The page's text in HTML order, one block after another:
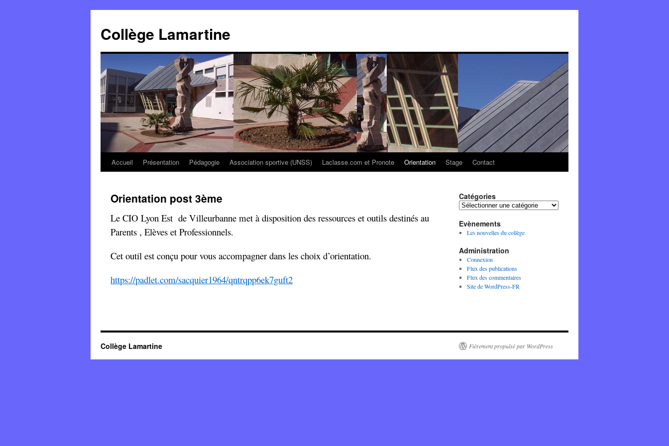
contenu
Collège Lamartine
Accueil Présentation Pédagogie Association sportive (UNSS) Laclasse.com et Pronote Orientation Stage Contact
Orientation post 3ème
Le CIO Lyon Est de Villeurbanne met à disposition des ressources et outils destinés au
Parents , Elèves et Professionnels.
Cet outil est conçu pour vous accompagner dans les choix d’orientation.
https://padlet.com/sacquier1964/qntrqpp6ek7guft2
Catégories
Catégories
Evènements
Les nouvelles du collège
Administration
Connexion
Flux des publications
Flux des commentaires
Site de WordPress-FR
Collège Lamartine Fièrement propulsé par WordPress